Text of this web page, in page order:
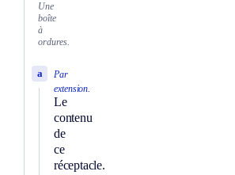
Une
boîte
à
ordures.
Par
extension.
Le
contenu
de
ce
réceptacle.
a